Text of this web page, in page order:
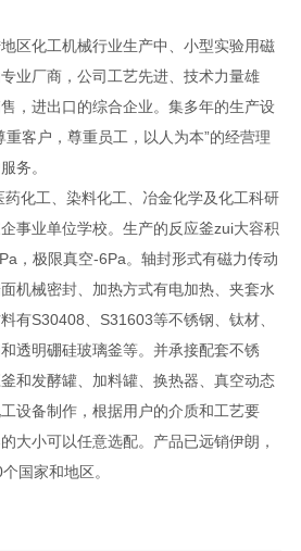
区化工机械行业生产中、小型实验用磁
业厂商，公司工艺先进、技术力量雄
，进出口的综合企业。集多年的生产设
客户，尊重员工，以人为本”的经营理
务。
化工、染料化工、冶金化学及化工科研
事业单位学校。生产的反应釜zui大容积
，极限真空-6Pa。轴封形式有磁力传动
机械密封、加热方式有电加热、夹套水
有S30408、S31603等不锈钢、钛材、
透明硼硅玻璃釜等。并承接配套不锈
和发酵罐、加料罐、换热器、真空动态
设备制作，根据用户的介质和工艺要
大小可以任意选配。产品已远销伊朗，
国家和地区。